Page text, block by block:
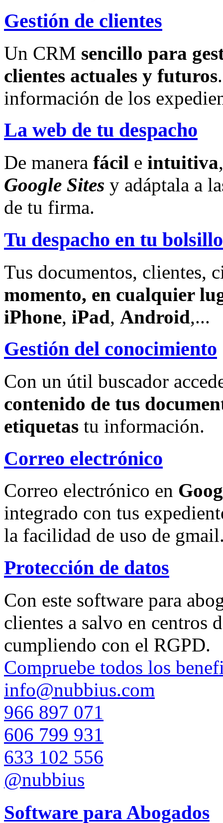
Gestión de clientes
Un CRM sencillo para
clientes actuales y futuros
información de los
La web de tu despacho
De manera fácil e intuitiva
Google Sites y adáptala a
de tu firma.
Tu despacho en tu bolsillo
Tus documentos, clientes,
momento, en cualquier
iPhone, iPad, Android,...
Gestión del conocimiento
Con un útil buscador
contenido de tus
etiquetas tu información.
Correo electrónico
Correo electrónico en
integrado con tus
la facilidad de uso de
Protección de datos
Con este software para
clientes a salvo en centros
cumpliendo con el RGPD.
Compruebe todos los
info@nubbius.com
966 897 071
606 799 931
633 102 556
@nubbius
Software para Abogados